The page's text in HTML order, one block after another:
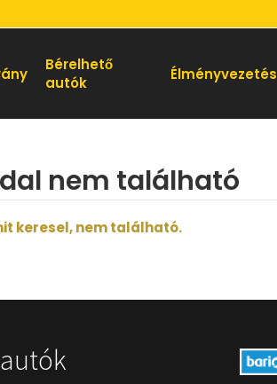
Bérelhető
autók
Élményvezetés
nem található
keresel, nem található.